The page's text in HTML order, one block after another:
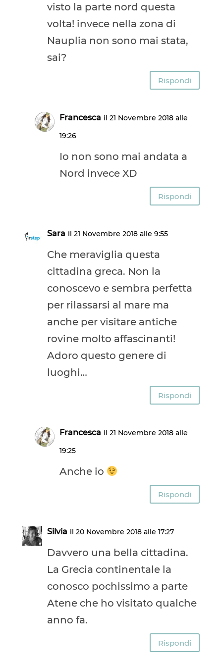
visto la parte nord questa
volta! invece nella zona di
Nauplia non sono mai stata,
sai?
Rispondi
Francesca il 21 Novembre 2018 alle
19:26
Io non sono mai andata a
Nord invece XD
Rispondi
Sara il 21 Novembre 2018 alle 9:55
Che meraviglia questa
cittadina greca. Non la
conoscevo e sembra perfetta
per rilassarsi al mare ma
anche per visitare antiche
rovine molto affascinanti!
Adoro questo genere di
luoghi…
Rispondi
Francesca il 21 Novembre 2018 alle
19:25
Anche io
Rispondi
Silvia il 20 Novembre 2018 alle 17:27
Davvero una bella cittadina.
La Grecia continentale la
conosco pochissimo a parte
Atene che ho visitato qualche
anno fa.
Rispondi